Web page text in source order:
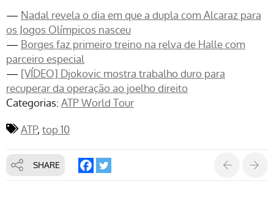
— Nadal revela o dia em que a dupla com Alcaraz para
os Jogos Olímpicos nasceu
— Borges faz primeiro treino na relva de Halle com
parceiro especial
— [VÍDEO] Djokovic mostra trabalho duro para
recuperar da operação ao joelho direito
Categorias: ATP World Tour
ATP top 10
SHARE